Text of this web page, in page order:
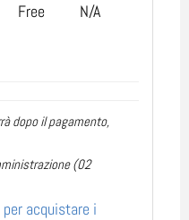
Free N/A
dopo il pagamento,
(02
acquistare i